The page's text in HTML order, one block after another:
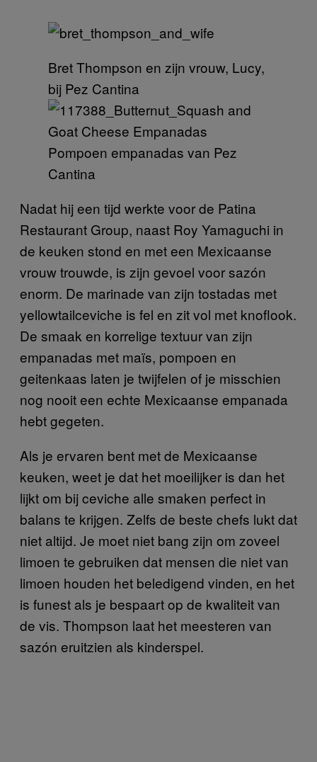
Bret Thompson en zijn vrouw, Lucy,
bij Pez Cantina
Pompoen empanadas van Pez
Cantina
Nadat hij een tijd werkte voor de Patina
Restaurant Group, naast Roy Yamaguchi in
de keuken stond en met een Mexicaanse
vrouw trouwde, is zijn gevoel voor sazón
enorm. De marinade van zijn tostadas met
yellowtailceviche is fel en zit vol met knoflook.
De smaak en korrelige textuur van zijn
empanadas met maïs, pompoen en
geitenkaas laten je twijfelen of je misschien
nog nooit een echte Mexicaanse empanada
hebt gegeten.
Als je ervaren bent met de Mexicaanse
keuken, weet je dat het moeilijker is dan het
lijkt om bij ceviche alle smaken perfect in
balans te krijgen. Zelfs de beste chefs lukt dat
niet altijd. Je moet niet bang zijn om zoveel
limoen te gebruiken dat mensen die niet van
limoen houden het beledigend vinden, en het
is funest als je bespaart op de kwaliteit van
de vis. Thompson laat het meesteren van
sazón eruitzien als kinderspel.